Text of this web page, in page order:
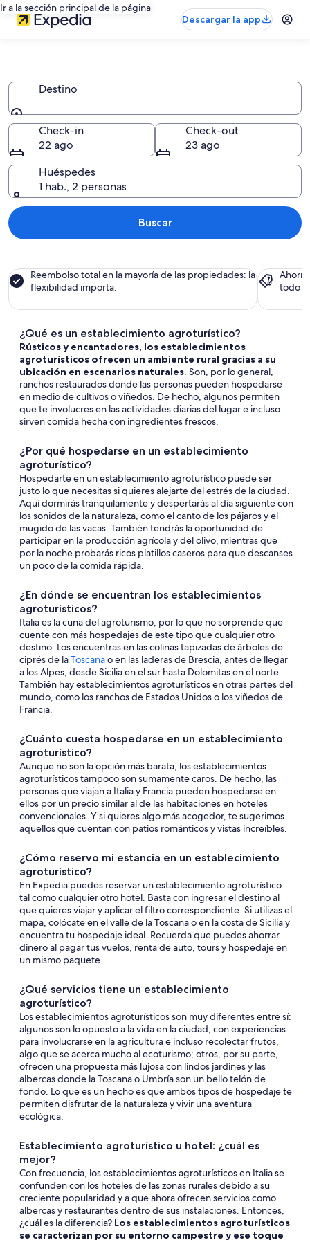
Ir a la sección principal de la página
Descargar la app
Destino
Destino
Check-in
22 ago
Check-out
23 ago
Huéspedes
1 hab., 2 personas
Buscar
Reembolso total en la mayoría de las propiedades: la
flexibilidad importa.
todo
¿Qué es un establecimiento agroturístico?
Rústicos y encantadores, los establecimientos
agroturísticos ofrecen un ambiente rural gracias a su
ubicación en escenarios naturales. Son, por lo general,
ranchos restaurados donde las personas pueden hospedarse
en medio de cultivos o viñedos. De hecho, algunos permiten
que te involucres en las actividades diarias del lugar e incluso
sirven comida hecha con ingredientes frescos.
¿Por qué hospedarse en un establecimiento
agroturístico?
Hospedarte en un establecimiento agroturístico puede ser
justo lo que necesitas si quieres alejarte del estrés de la ciudad.
Aquí dormirás tranquilamente y despertarás al día siguiente con
los sonidos de la naturaleza, como el canto de los pájaros y el
mugido de las vacas. También tendrás la oportunidad de
participar en la producción agrícola y del olivo, mientras que
por la noche probarás ricos platillos caseros para que descanses
un poco de la comida rápida.
¿En dónde se encuentran los establecimientos
agroturísticos?
Italia es la cuna del agroturismo, por lo que no sorprende que
cuente con más hospedajes de este tipo que cualquier otro
destino. Los encuentras en las colinas tapizadas de árboles de
ciprés de laToscanao en las laderas de Brescia, antes de llegar
a los Alpes, desde Sicilia en el sur hasta Dolomitas en el norte.
También hay establecimientos agroturísticos en otras partes del
mundo, como los ranchos de Estados Unidos o los viñedos de
Francia.
¿Cuánto cuesta hospedarse en un establecimiento
agroturístico?
Aunque no son la opción más barata, los establecimientos
agroturísticos tampoco son sumamente caros. De hecho, las
personas que viajan a Italia y Francia pueden hospedarse en
ellos por un precio similar al de las habitaciones en hoteles
convencionales. Y si quieres algo más acogedor, te sugerimos
aquellos que cuentan con patios románticos y vistas increíbles.
¿Cómo reservo mi estancia en un establecimiento
agroturístico?
En Expedia puedes reservar un establecimiento agroturístico
tal como cualquier otro hotel. Basta con ingresar el destino al
que quieres viajar y aplicar el filtro correspondiente. Si utilizas el
mapa, colócate en el valle de la Toscana o en la costa de Sicilia y
encuentra tu hospedaje ideal. Recuerda que puedes ahorrar
dinero al pagar tus vuelos, renta de auto, tours y hospedaje en
un mismo paquete.
¿Qué servicios tiene un establecimiento
agroturístico?
Los establecimientos agroturísticos son muy diferentes entre sí:
algunos son lo opuesto a la vida en la ciudad, con experiencias
para involucrarse en la agricultura e incluso recolectar frutos,
algo que se acerca mucho al ecoturismo; otros, por su parte,
ofrecen una propuesta más lujosa con lindos jardines y las
albercas donde la Toscana o Umbría son un bello telón de
fondo. Lo que es un hecho es que ambos tipos de hospedaje te
permiten disfrutar de la naturaleza y vivir una aventura
ecológica.
Establecimiento agroturístico u hotel: ¿cuál es
mejor?
Con frecuencia, los establecimientos agroturísticos en Italia se
confunden con los hoteles de las zonas rurales debido a su
creciente popularidad y a que ahora ofrecen servicios como
albercas y restaurantes dentro de sus instalaciones. Entonces,
¿cuál es la diferencia? Los establecimientos agroturísticos
se caracterizan por su entorno campestre y ese toque